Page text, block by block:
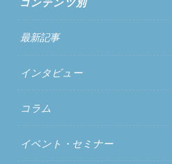
最新記事
インタビュー
コラム
イベント・セミナー